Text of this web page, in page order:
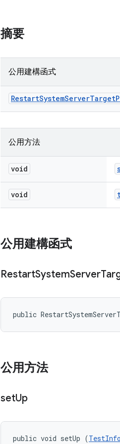
摘要
公用建構函式
RestartSystemServerTarget
公用方法
void
void
公用建構函式
RestartSystemServer
public
公用方法
setUp
public void setUp (